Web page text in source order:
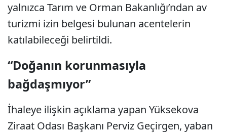
yalnızca Tarım ve Orman Bakanlığı’ndan av
turizmi izin belgesi bulunan acentelerin
katılabileceği belirtildi.
“Doğanın korunmasıyla
bağdaşmıyor”
İhaleye ilişkin açıklama yapan Yüksekova
Ziraat Odası Başkanı Perviz Geçirgen, yaban